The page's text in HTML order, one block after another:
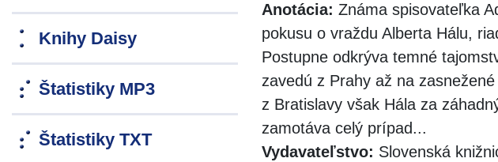
Knihy Daisy
Štatistiky MP3
Štatistiky TXT
Anotácia: Známa spisovateľka
pokusu o vraždu Alberta Hálu,
Postupne odkrýva temné
zavedú z Prahy až na
z Bratislavy však Hála za
zamotáva celý prípad...
Vydavateľstvo: Slovenská